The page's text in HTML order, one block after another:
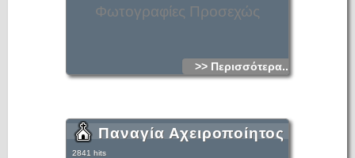
Φωτογραφίες Προσεχώς
>> Περισσότερα...
Παναγία Αχειροποίητος
2841 hits